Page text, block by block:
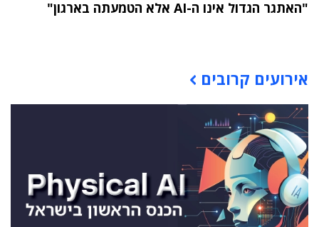
"האתגר הגדול אינו ה-AI אלא הטמעתה בארגון"
אירועים קרובים